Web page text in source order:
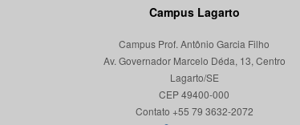
Campus Lagarto
Campus Prof. Antônio Garcia Filho
Av. Governador Marcelo Déda, 13, Centro
Lagarto/SE
CEP 49400-000